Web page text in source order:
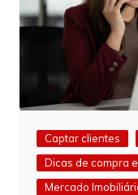
Captar clientes
Dicas de compra
Mercado